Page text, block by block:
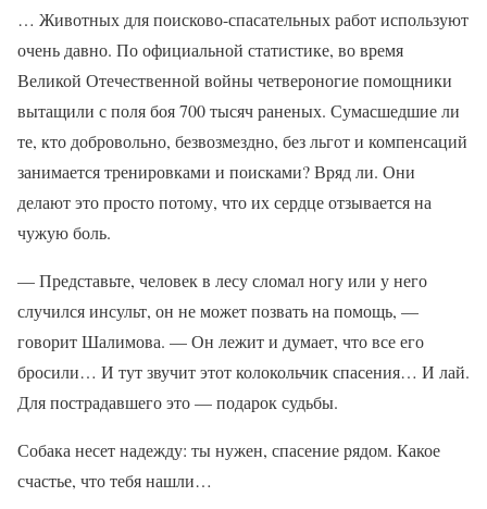
… Животных для поисково-спасательных работ используют
очень давно. По официальной статистике, во время
Великой Отечественной войны четвероногие помощники
вытащили с поля боя 700 тысяч раненых. Сумасшедшие ли
те, кто добровольно, безвозмездно, без льгот и компенсаций
занимается тренировками и поисками? Вряд ли. Они
делают это просто потому, что их сердце отзывается на
чужую боль.
— Представьте, человек в лесу сломал ногу или у него
случился инсульт, он не может позвать на помощь, —
говорит Шалимова. — Он лежит и думает, что все его
бросили… И тут звучит этот колокольчик спасения… И лай.
Для пострадавшего это — подарок судьбы.
Собака несет надежду: ты нужен, спасение рядом. Какое
счастье, что тебя нашли…